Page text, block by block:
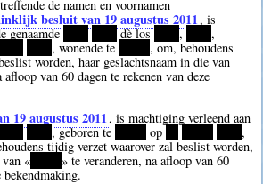
de namen en voornamen
besluit van 19 augustus 2011, is
genaamde **** ****dè los ****, ****,
****, wonende te *****, om, behoudens
worden, haar geslachtsnaam in die van
afloop van 60 dagen te rekenen van deze
19 augustus 2011, is machtiging verleend aan
, geboren te op
,
tijdig verzet waarover zal beslist worden,
« *****» te veranderen, na afloop van 60
bekendmaking.